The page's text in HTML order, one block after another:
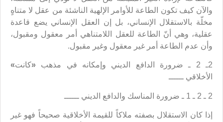
والآن كيف تكون الطاعة للأوامر الإلهية الناشئة من عقل لا متناهٍ
مخلّة بالاستقلال الإنساني، بل إن العقل الإنساني يضع قاعدة
عقلية، وهي أنّ الطاعة للعقل اللامتناهي أمر معقول ومقبول،
وأن عدم الطاعة أمر غير معقول وغير مقبول.
2ـ 2 ـ ضرورة الدافع الديني وإمكانه في مذهب «كانت»
الأخلاقي ــــــ
2 ـ 2 ـ 1 ـ ضرورة المناسك والدافع الديني ــــــ
إذا كان الاستقلال بصفته ملاكاً للقيمة الأخلاقية صحيحاً فهو غير